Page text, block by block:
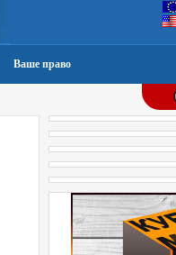
Ваше право